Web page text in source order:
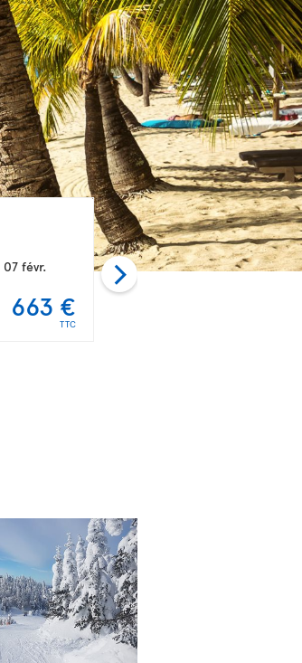
07 févr.
663 €
TTC
Punta Cana (DO)
de Lyon (FR)
de10 janv.au23 janv.